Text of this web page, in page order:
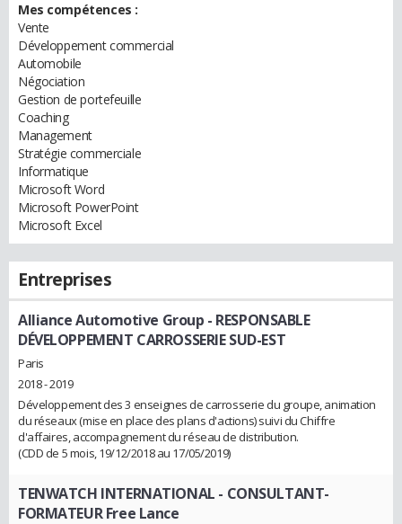
Mes compétences :
Vente
Développement commercial
Automobile
Négociation
Gestion de portefeuille
Coaching
Management
Stratégie commerciale
Informatique
Microsoft Word
Microsoft PowerPoint
Microsoft Excel
Entreprises
Alliance Automotive Group - RESPONSABLE
DÉVELOPPEMENT CARROSSERIE SUD-EST
Paris
2018 - 2019
Développement des 3 enseignes de carrosserie du groupe, animation
du réseaux (mise en place des plans d'actions) suivi du Chiffre
d'affaires, accompagnement du réseau de distribution.
(CDD de 5 mois, 19/12/2018 au 17/05/2019)
TENWATCH INTERNATIONAL - CONSULTANT-
FORMATEUR Free Lance